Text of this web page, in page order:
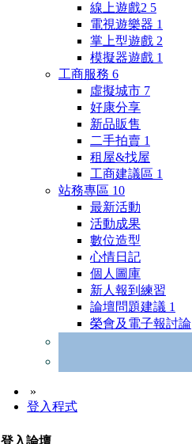
線上遊戲2 5
電視遊樂器 1
掌上型遊戲 2
模擬器遊戲 1
工商服務 6
虛擬城市 7
好康分享
新品販售
二手拍賣 1
租屋&找屋
工商建議區 1
站務專區 10
最新活動
活動成果
數位造型
心情日記
個人圖庫
新人報到練習
論壇問題建議 1
榮會及電子報討論
»
登入程式
登入論壇